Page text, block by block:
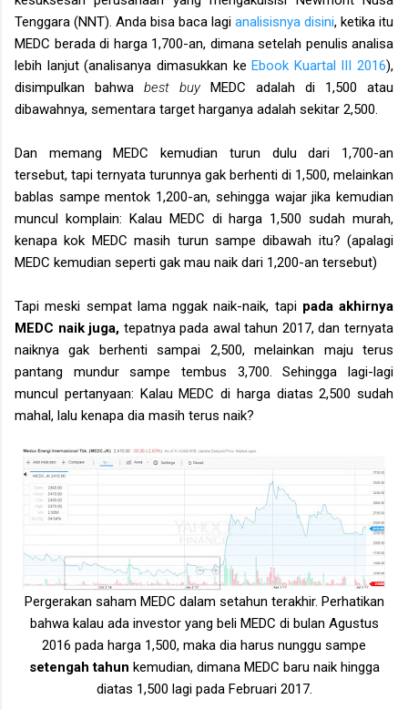
Tenggara (NNT). Anda bisa baca lagi analisisnya disini, ketika itu
MEDC berada di harga 1,700-an, dimana setelah penulis analisa
lebih lanjut (analisanya dimasukkan keEbook Kuartal III 2016),
disimpulkan bahwa best buy MEDC adalah di 1,500 atau
dibawahnya, sementara target harganya adalah sekitar 2,500.
Dan memang MEDC kemudian turun dulu dari 1,700-an
tersebut, tapi ternyata turunnya gak berhenti di 1,500, melainkan
bablas sampe mentok 1,200-an, sehingga wajar jika kemudian
muncul komplain: Kalau MEDC di harga 1,500 sudah murah,
kenapakok MEDCmasih turun sampe dibawah itu? (apalagi
MEDC kemudian seperti gak mau naik dari 1,200-an tersebut)
Tapi meski sempat lama nggak naik-naik, tapi pada akhirnya
MEDC naik juga, tepatnya pada awal tahun 2017, dan ternyata
naiknya gak berhenti sampai 2,500, melainkan maju terus
pantang mundur sampe tembus 3,700. Sehingga lagi-lagi
muncul pertanyaan: Kalau MEDC di harga diatas 2,500 sudah
mahal, lalu kenapa dia masih terus naik?
Pergerakan saham MEDC dalam setahun terakhir. Perhatikan
bahwa kalau ada investor yang beli MEDC di bulan Agustus
2016 pada harga 1,500, maka dia harus nunggu sampe
setengah tahun kemudian, dimana MEDC baru naik hingga
diatas 1,500 lagi pada Februari 2017.